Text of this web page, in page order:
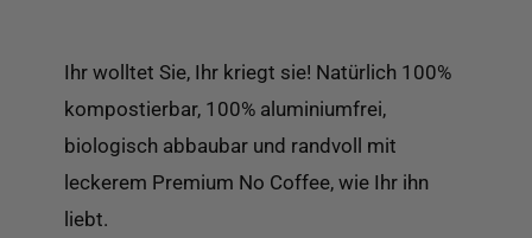
Ihr wolltet Sie, Ihr kriegt sie! Natürlich 100%
kompostierbar, 100% aluminiumfrei,
biologisch abbaubar und randvoll mit
leckerem Premium No Coffee, wie Ihr ihn
liebt.